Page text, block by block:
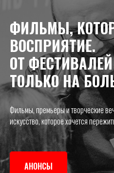
ФИЛЬМЫ,
ВОСПРИЯТИЕ.
ОТ
ТОЛЬКО НА
Фильмы, премьеры и творческие
искусство, которое хочется
АНОНСЫ